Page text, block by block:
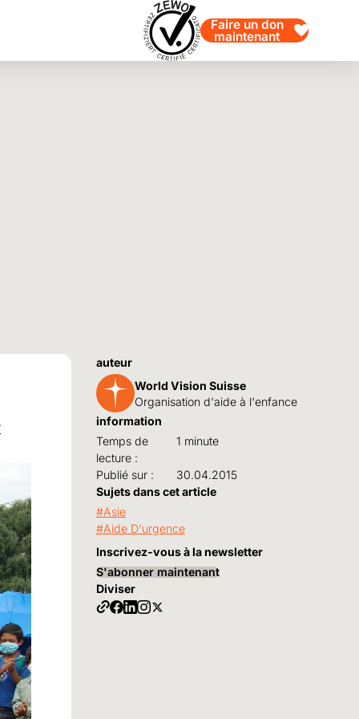
Faire un don
maintenant
auteur
World Vision Suisse
Organisation d'aide à l'enfance
information
Temps de
lecture :
1 minute
Publié sur :
30.04.2015
Sujets dans cet article
Asie
Aide D'urgence
Inscrivez-vous à la newsletter
S'abonner maintenant
Diviser